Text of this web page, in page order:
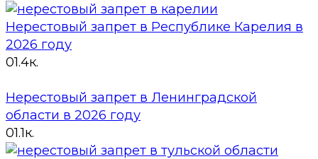
Нерестовый запрет в Республике Карелия в
2026 году
01.4к.
Нерестовый запрет в Ленинградской
области в 2026 году
01.1к.